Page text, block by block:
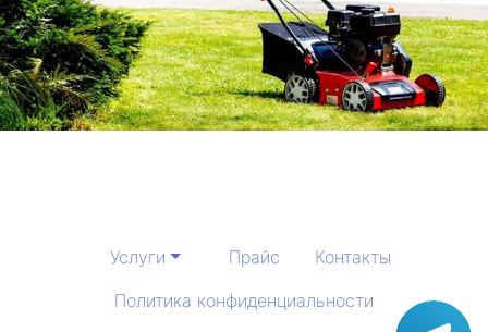
Услуги Прайс
Контакты
Политика конфиденциальности